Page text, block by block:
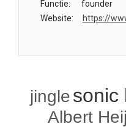
Functie:
founder
Website:
https://
jinglesonic
Albert